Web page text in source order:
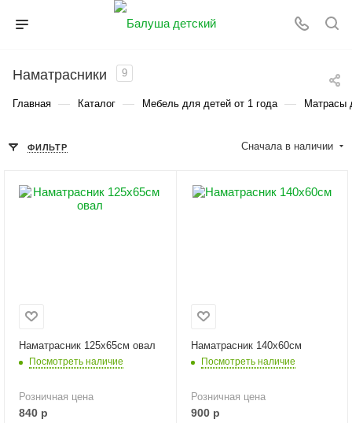
Наматрасники 9
Главная — Каталог — Мебель для детей от 1 года — Матрасы
ФИЛЬТР Сначала в наличии
Наматрасник 125х65см овал
Посмотреть наличие
Розничная цена
840 р
Наматрасник 140х60см
Посмотреть наличие
Розничная цена
900р